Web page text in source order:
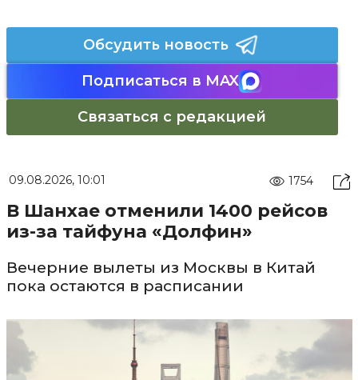
Обсудить новость
Подписаться в MAX
Связаться с редакцией
09.08.2026, 10:01 1754
В Шанхае отменили 1400 рейсов
из-за тайфуна «Долфин»
Вечерние вылеты из Москвы в Китай
пока остаются в расписании